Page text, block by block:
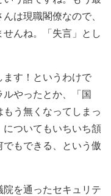
は現職閣僚なので、
んね。「失言」とし
す！というわけで
やったとか、「国
う無くなってしまっ
ついてもいちいち頷
もできる、という傲
を通ったセキュリテ